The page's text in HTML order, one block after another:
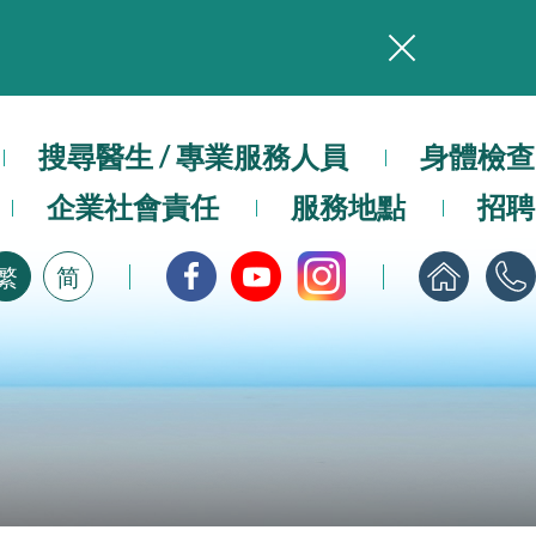
搜尋醫生 / 專業服務人員
身體檢查
企業社會責任
服務地點 招聘
简